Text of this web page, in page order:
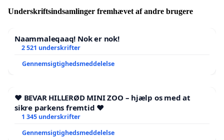
Underskriftsindsamlinger fremhævet af andre brugere
Naammaleqaaq! Nok er nok!
2 521 underskrifter
Gennemsigtighedsmeddelelse
❤️ BEVAR HILLERØD MINI ZOO – hjælp os med at
sikre parkens fremtid ❤️
1 345 underskrifter
Gennemsigtighedsmeddelelse